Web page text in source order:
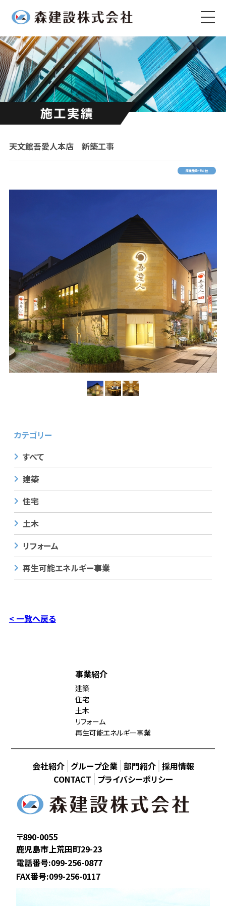
天文館吾愛人本店 新築工事
商業施設・その他
カテゴリー
すべて
建築
住宅
土木
リフォーム
再生可能エネルギー事業
< 一覧へ戻る
事業紹介
建築
住宅
土木
リフォーム
再生可能エネルギー事業
会社紹介 グループ企業 部門紹介 採用情報
CONTACT プライバシーポリシー
〒890-0055
鹿児島市上荒田町29-23
電話番号:099-256-0877
FAX番号:099-256-0117